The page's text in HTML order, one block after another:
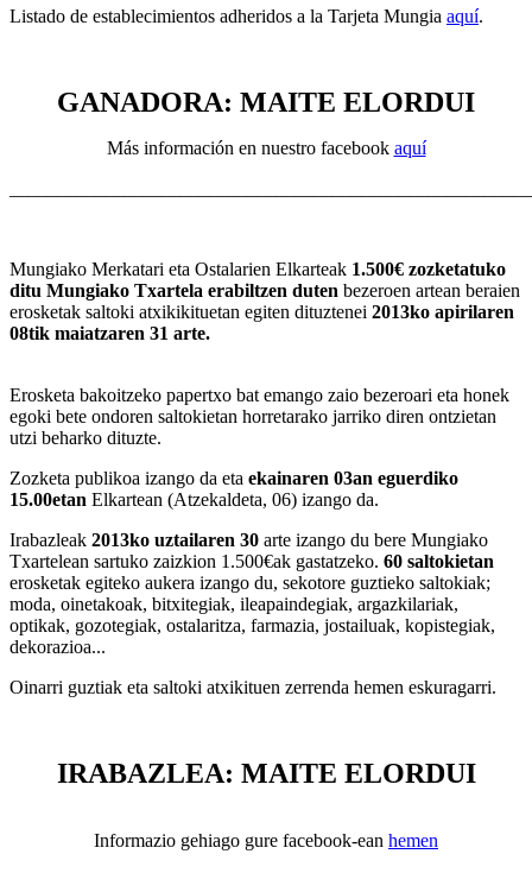
Listado de establecimientos adheridos a la Tarjeta Mungia aquí.
GANADORA: MAITE ELORDUI
Más información en nuestro facebook aquí
Mungiako Merkatari eta Ostalarien Elkarteak 1.500€ zozketatuko
ditu Mungiako Txartela erabiltzen duten bezeroen artean beraien
erosketak saltoki atxikikituetan egiten dituztenei 2013ko apirilaren
08tik maiatzaren 31 arte.
Erosketa bakoitzeko papertxo bat emango zaio bezeroari eta honek
egoki bete ondoren saltokietan horretarako jarriko diren ontzietan
utzi beharko dituzte.
Zozketa publikoa izango da eta ekainaren 03an eguerdiko
15.00etan Elkartean (Atzekaldeta, 06) izango da.
Irabazleak 2013ko uztailaren 30 arte izango du bere Mungiako
Txartelean sartuko zaizkion 1.500€ak gastatzeko. 60 saltokietan
erosketak egiteko aukera izango du, sekotore guztieko saltokiak;
moda, oinetakoak, bitxitegiak, ileapaindegiak, argazkilariak,
optikak, gozotegiak, ostalaritza, farmazia, jostailuak, kopistegiak,
dekorazioa...
Oinarri guztiak eta saltoki atxikituen zerrenda hemen eskuragarri.
IRABAZLEA: MAITE ELORDUI
Informazio gehiago gure facebook-ean hemen